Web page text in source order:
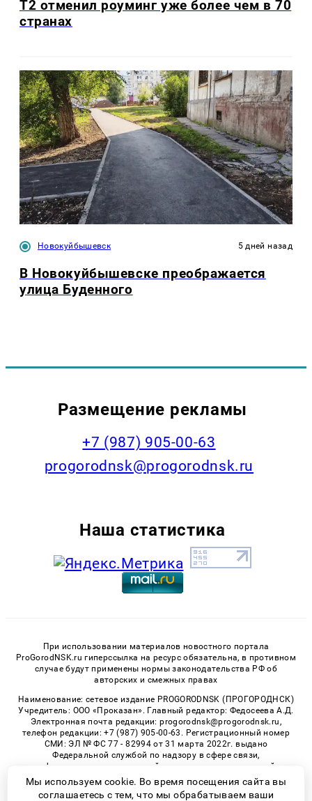
Т2 отменил роуминг уже более чем в 70
странах
Новокуйбышевск 5 дней назад
В Новокуйбышевске преображается
улица Буденного
Размещение рекламы
+7 (987) 905-00-63
progorodnsk@progorodnsk.ru
Наша статистика
При использовании материалов новостного портала
ProGorodNSK.ru гиперссылка на ресурс обязательна, в противном
случае будут применены нормы законодательства РФ об
авторских и смежных правах
Наименование: сетевое издание PROGORODNSK (ПРОГОРОДНСК)
Учредитель: ООО «Проказан». Главный редактор: Федосеева А.Д.
Электронная почта редакции: progorodnsk@progorodnsk.ru,
телефон редакции: +7 (987) 905-00-63. Регистрационный номер
СМИ: ЭЛ № ФС 77 - 82994 от 31 марта 2022г. выдано
Федеральной службой по надзору в сфере связи,
информационных технологий и массовых коммуникаций.
Возрастная категория сайта 16+.
Мы используем cookie. Во время посещения сайта вы
соглашаетесь с тем, что мы обрабатываем ваши